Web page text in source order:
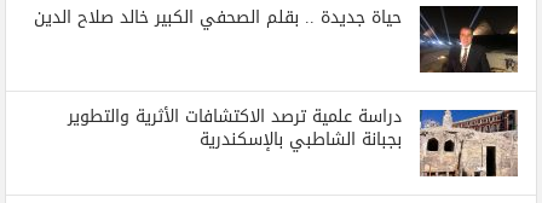
حياة جديدة .. بقلم الصحفي الكبير خالد صلاح الدين
دراسة علمية ترصد الاكتشافات الأثرية والتطوير
بجبانة الشاطبي بالإسكندرية